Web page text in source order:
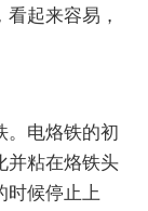
起来容易，
电烙铁的初
并粘在烙铁头
时候停止上